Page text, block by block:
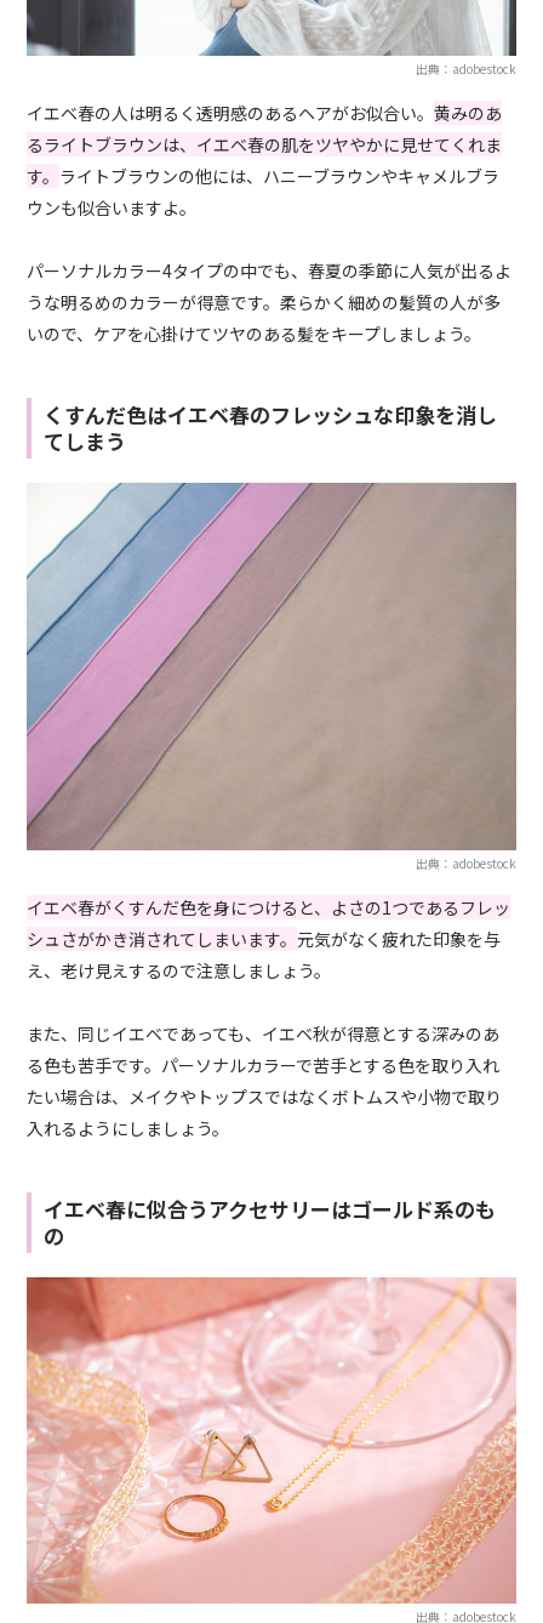
出典：adobestock
イエベ春の人は明るく透明感のあるヘアがお似合い。黄みのあ
るライトブラウンは、イエベ春の肌をツヤやかに見せてくれま
す。 ライトブラウンの他には、ハニーブラウンやキャメルブラ
ウンも似合いますよ。
パーソナルカラー4タイプの中でも、春夏の季節に人気が出るよ
うな明るめのカラーが得意です。柔らかく細めの髪質の人が多
いので、ケアを心掛けてツヤのある髪をキープしましょう。
くすんだ色はイエベ春のフレッシュな印象を消し
てしまう
出典：adobestock
イエベ春がくすんだ色を身につけると、よさの1つであるフレッ
シュさがかき消されてしまいます。元気がなく疲れた印象を与
え、老け見えするので注意しましょう。
また、同じイエベであっても、イエベ秋が得意とする深みのあ
る色も苦手です。パーソナルカラーで苦手とする色を取り入れ
たい場合は、メイクやトップスではなくボトムスや小物で取り
入れるようにしましょう。
イエベ春に似合うアクセサリーはゴールド系のも
の
出典：adobestock